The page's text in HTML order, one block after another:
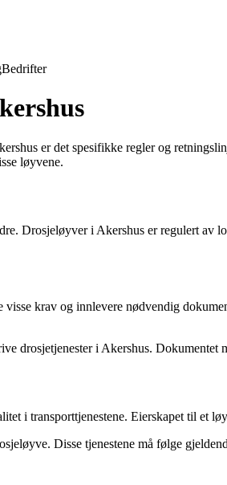
Bedrifter
er det spesifikke regler og
løyvene.
Drosjeløyver i Akershus er regulert av
krav og innlevere nødvendig
drosjetjenester i Akershus.
i transporttjenestene. Eierskapet til et
Disse tjenestene må følge